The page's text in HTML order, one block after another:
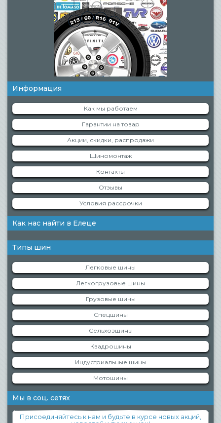
Информация
Как мы работаем
Гарантии на товар
Акции, скидки, распродажи
Шиномонтаж
Контакты
Отзывы
Условия рассрочки
Как нас найти в Елеце
Типы шин
Легковые шины
Легкогрузовые шины
Грузовые шины
Спецшины
Сельхозшины
Квадрошины
Индустриальные шины
Мотошины
Мы в соц. сетях
Присоединяйтесь к нам и будьте в курсе новых акций,